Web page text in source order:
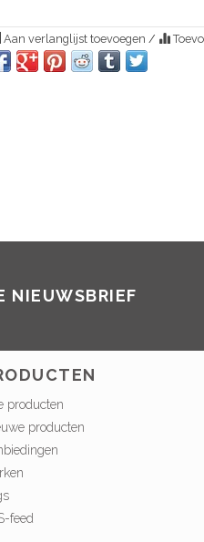
Aan verlanglijst toevoegen /
NIEUWSBRIEF
producten
producten
feed